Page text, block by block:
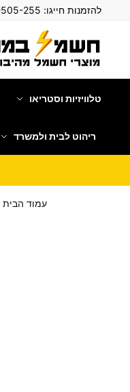
להזמנות חייגו:
טלוויזיות וסטריאו
ריהוט לבית ולמשרד
עמוד הבית